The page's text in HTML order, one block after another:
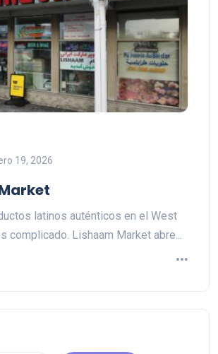
19, 2026
latinos auténticos en el West
complicado. Lishaam Market abre...